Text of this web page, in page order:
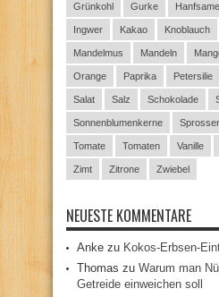
Grünkohl Gurke
Ingwer Kakao Knoblauch
Mandelmus Mandeln
Orange Paprika Petersilie
Salat Salz Schokolade
Sonnenblumenkerne
Tomate Tomaten Vanille
Zimt Zitrone Zwiebel
NEUESTE KOMMENTARE
Anke zu Kokos-Erbsen-
Thomas zu Warum man
Getreide einweichen soll